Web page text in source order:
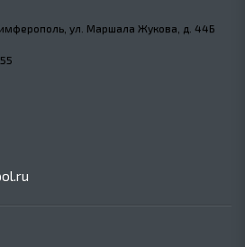
ул. Маршала Жукова, д. 44Б